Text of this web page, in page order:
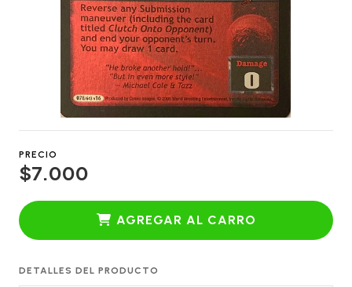
PRECIO
$7.000
AGREGAR AL CARRO
DETALLES DEL PRODUCTO